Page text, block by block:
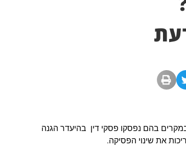
בהם נפסקו פסקי דין בהיעדר הגנה
את שינוי הפסיקה.